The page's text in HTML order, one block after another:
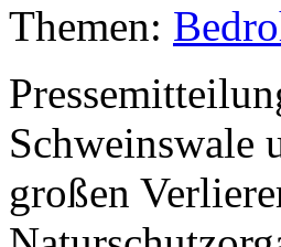
Themen:
Schweinswale
großen